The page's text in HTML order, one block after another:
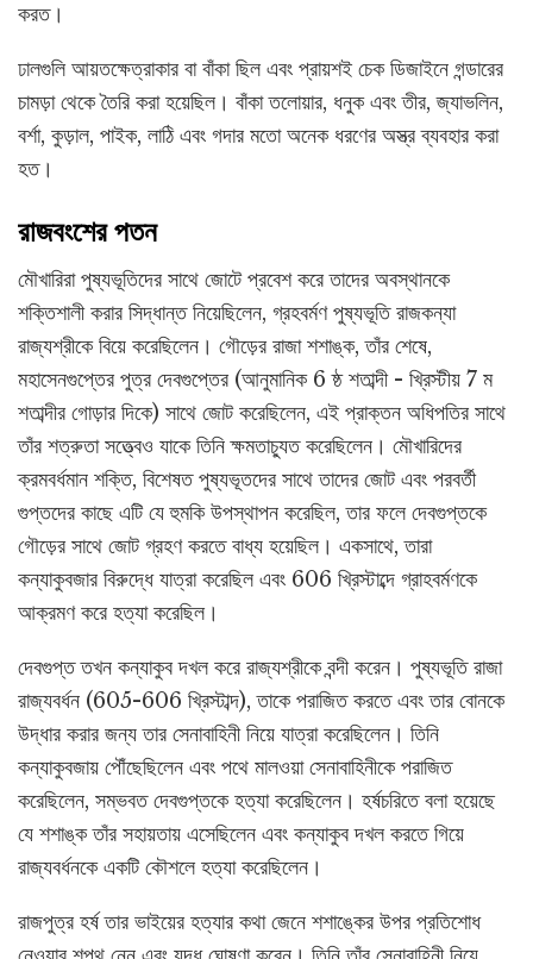
করত।
ঢালগুলি আয়তক্ষেত্রাকার বা বাঁকা ছিল এবং প্রায়শই চেক ডিজাইনে গন্ডারের
চামড়া থেকে তৈরি করা হয়েছিল। বাঁকা তলোয়ার, ধনুক এবং তীর, জ্যাভলিন,
বর্শা, কুড়াল, পাইক, লাঠি এবং গদার মতো অনেক ধরণের অস্ত্র ব্যবহার করা
হত।
রাজবংশের পতন
মৌখারিরা পুষ্যভূতিদের সাথে জোটে প্রবেশ করে তাদের অবস্থানকে
শক্তিশালী করার সিদ্ধান্ত নিয়েছিলেন, গ্রহবর্মণ পুষ্যভূতি রাজকন্যা
রাজ্যশ্রীকে বিয়ে করেছিলেন। গৌড়ের রাজা শশাঙ্ক, তাঁর শেষে,
মহাসেনগুপ্তের পুত্র দেবগুপ্তের (আনুমানিক 6 ষ্ঠ শতাব্দী - খ্রিস্টীয় 7 ম
শতাব্দীর গোড়ার দিকে) সাথে জোট করেছিলেন, এই প্রাক্তন অধিপতির সাথে
তাঁর শত্রুতা সত্ত্বেও যাকে তিনি ক্ষমতাচ্যুত করেছিলেন। মৌখারিদের
ক্রমবর্ধমান শক্তি, বিশেষত পুষ্যভূতদের সাথে তাদের জোট এবং পরবর্তী
গুপ্তদের কাছে এটি যে হুমকি উপস্থাপন করেছিল, তার ফলে দেবগুপ্তকে
গৌড়ের সাথে জোট গ্রহণ করতে বাধ্য হয়েছিল। একসাথে, তারা
কন্যাকুবজার বিরুদ্ধে যাত্রা করেছিল এবং 606 খ্রিস্টাব্দে গ্রাহবর্মণকে
আক্রমণ করে হত্যা করেছিল।
দেবগুপ্ত তখন কন্যাকুব দখল করে রাজ্যশ্রীকে বন্দী করেন। পুষ্যভূতি রাজা
রাজ্যবর্ধন (605-606 খ্রিস্টাব্দ), তাকে পরাজিত করতে এবং তার বোনকে
উদ্ধার করার জন্য তার সেনাবাহিনী নিয়ে যাত্রা করেছিলেন। তিনি
কন্যাকুবজায় পৌঁছেছিলেন এবং পথে মালওয়া সেনাবাহিনীকে পরাজিত
করেছিলেন, সম্ভবত দেবগুপ্তকে হত্যা করেছিলেন। হর্ষচরিতে বলা হয়েছে
যে শশাঙ্ক তাঁর সহায়তায় এসেছিলেন এবং কন্যাকুব দখল করতে গিয়ে
রাজ্যবর্ধনকে একটি কৌশলে হত্যা করেছিলেন।
রাজপুত্র হর্ষ তার ভাইয়ের হত্যার কথা জেনে শশাঙ্কের উপর প্রতিশোধ